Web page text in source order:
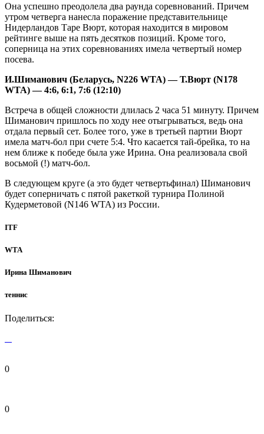
Она успешно преодолела два раунда соревнований. Причем
утром четверга нанесла поражение представительнице
Нидерландов Таре Вюрт, которая находится в мировом
рейтинге выше на пять десятков позиций. Кроме того,
соперница на этих соревнованиях имела четвертый номер
посева.
И.Шиманович (Беларусь, N226 WTA) — Т.Вюрт (N178
WTA) — 4:6, 6:1, 7:6 (12:10)
Встреча в общей сложности длилась 2 часа 51 минуту. Причем
Шиманович пришлось по ходу нее отыгрываться, ведь она
отдала первый сет. Более того, уже в третьей партии Вюрт
имела матч-бол при счете 5:4. Что касается тай-брейка, то на
нем ближе к победе была уже Ирина. Она реализовала свой
восьмой (!) матч-бол.
В следующем круге (а это будет четвертьфинал) Шиманович
будет соперничать с пятой ракеткой турнира Полиной
Кудерметовой (N146 WTA) из России.
ITF
WTA
Ирина Шиманович
теннис
Поделиться:
0
0